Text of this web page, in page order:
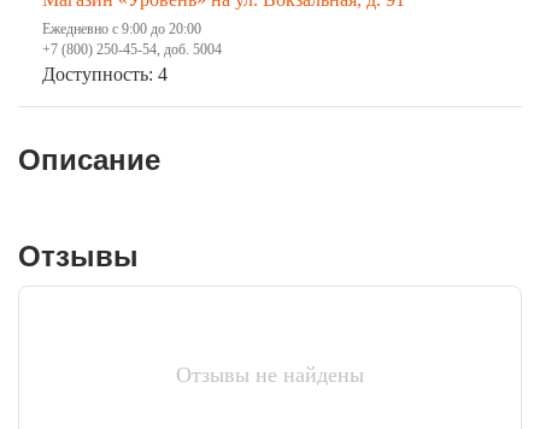
Ежедневно с 9:00 до 20:00
+7 (800) 250-45-54, доб. 5004
Доступность: 4
Описание
Отзывы
Отзывы не найдены